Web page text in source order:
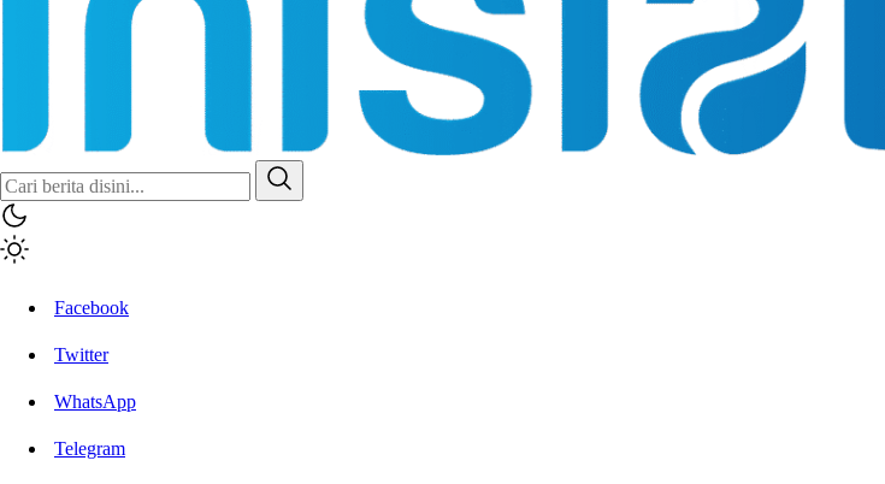
Inisiatif.co
Stay Connected Stay Informed
Facebook
Twitter
WhatsApp
Telegram